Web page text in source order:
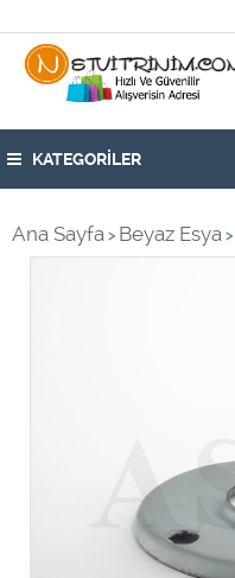
KATEGORİLER
Ana Sayfa > Beyaz Esya >